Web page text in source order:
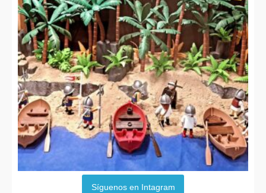
Síguenos en Intagram